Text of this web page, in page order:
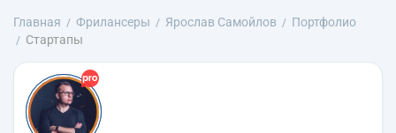
Главная Фрилансеры Ярослав Самойлов
Портфолио
Стартапы